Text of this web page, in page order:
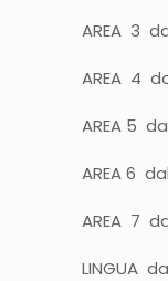
AREA 3
AREA 4
AREA 5
AREA 6
AREA 7
LINGUA